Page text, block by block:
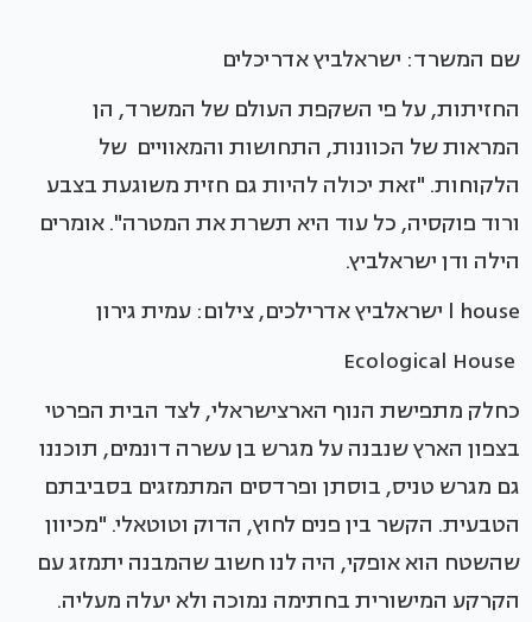
שם המשרד: ישראלביץ אדריכלים
החזיתות, על פי השקפת העולם של המשרד, הן
המראות של הכוונות, התחושות והמאוויים של
הלקוחות. "זאת יכולה להיות גם חזית משוגעת בצבע
ורוד פוקסיה, כל עוד היא תשרת את המטרה". אומרים
הילה ודן ישראלביץ.
l house ישראלביץ אדרילכים, צילום: עמית גירון
כחלק מתפישת הנוף הארצישראלי, לצד הבית הפרטי
בצפון הארץ שנבנה על מגרש בן עשרה דונמים, תוכננו
גם מגרש טניס, בוסתן ופרדסים המתמזגים בסביבתם
הטבעית. הקשר בין פנים לחוץ, הדוק וטוטאלי. "מכיוון
שהשטח הוא אופקי, היה לנו חשוב שהמבנה יתמזג עם
הקרקע המישורית בחתימה נמוכה ולא יעלה מעליה.